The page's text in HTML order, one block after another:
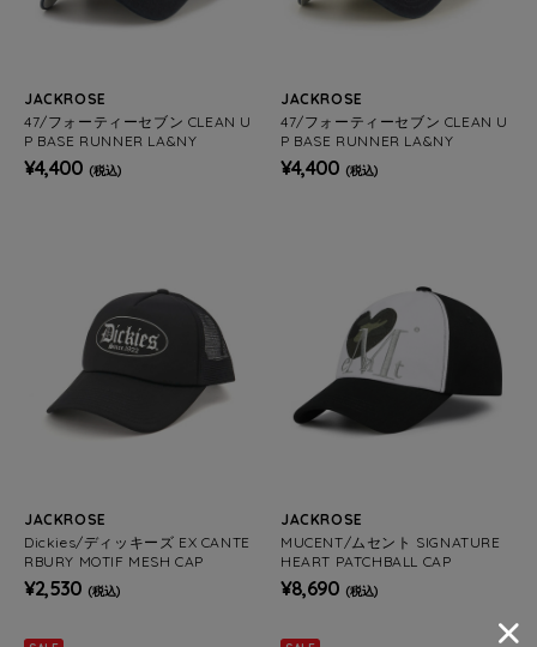
JACKROSE
47/フォーティーセブン CLEAN U
P BASE RUNNER LA&NY
¥4,400 (税込)
JACKROSE
47/フォーティーセブン CLEAN U
P BASE RUNNER LA&NY
¥4,400 (税込)
JACKROSE
Dickies/ディッキーズ EX CANTE
RBURY MOTIF MESH CAP
¥2,530 (税込)
JACKROSE
MUCENT/ムセント SIGNATURE
HEART PATCHBALL CAP
¥8,690 (税込)